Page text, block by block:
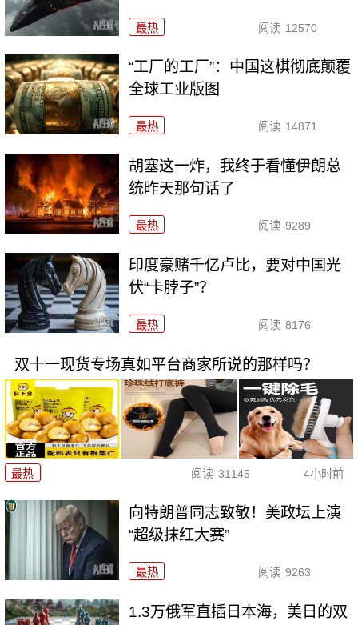
最热 阅读 12570
“工厂的工厂”：中国这棋彻底颠覆
全球工业版图
最热 阅读 14871
胡塞这一炸，我终于看懂伊朗总
统昨天那句话了
最热 阅读 9289
印度豪赌千亿卢比，要对中国光
伏“卡脖子”？
最热 阅读 8176
双十一现货专场真如平台商家所说的那样吗？
最热 阅读 31145 4小时前
向特朗普同志致敬！美政坛上演
“超级抹红大赛”
最热 阅读 9263
1.3万俄军直插日本海，美日的双